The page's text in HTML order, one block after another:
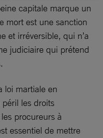
capitale marque un
mort est une sanction
et irréversible, qui n’a
judiciaire qui prétend
loi martiale en
les droits
procureurs à
essentiel de mettre